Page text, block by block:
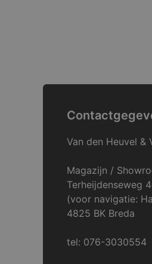
Van den Heuvel &
Magazijn /
Terheijdenseweg
(voor navigatie:
4825 BK Breda
tel: 076-3030554